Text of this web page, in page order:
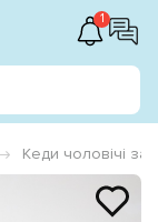
1
Кеди чоловічі